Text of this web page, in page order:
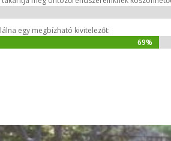
egy megbízható kivitelezőt:
69%
69%